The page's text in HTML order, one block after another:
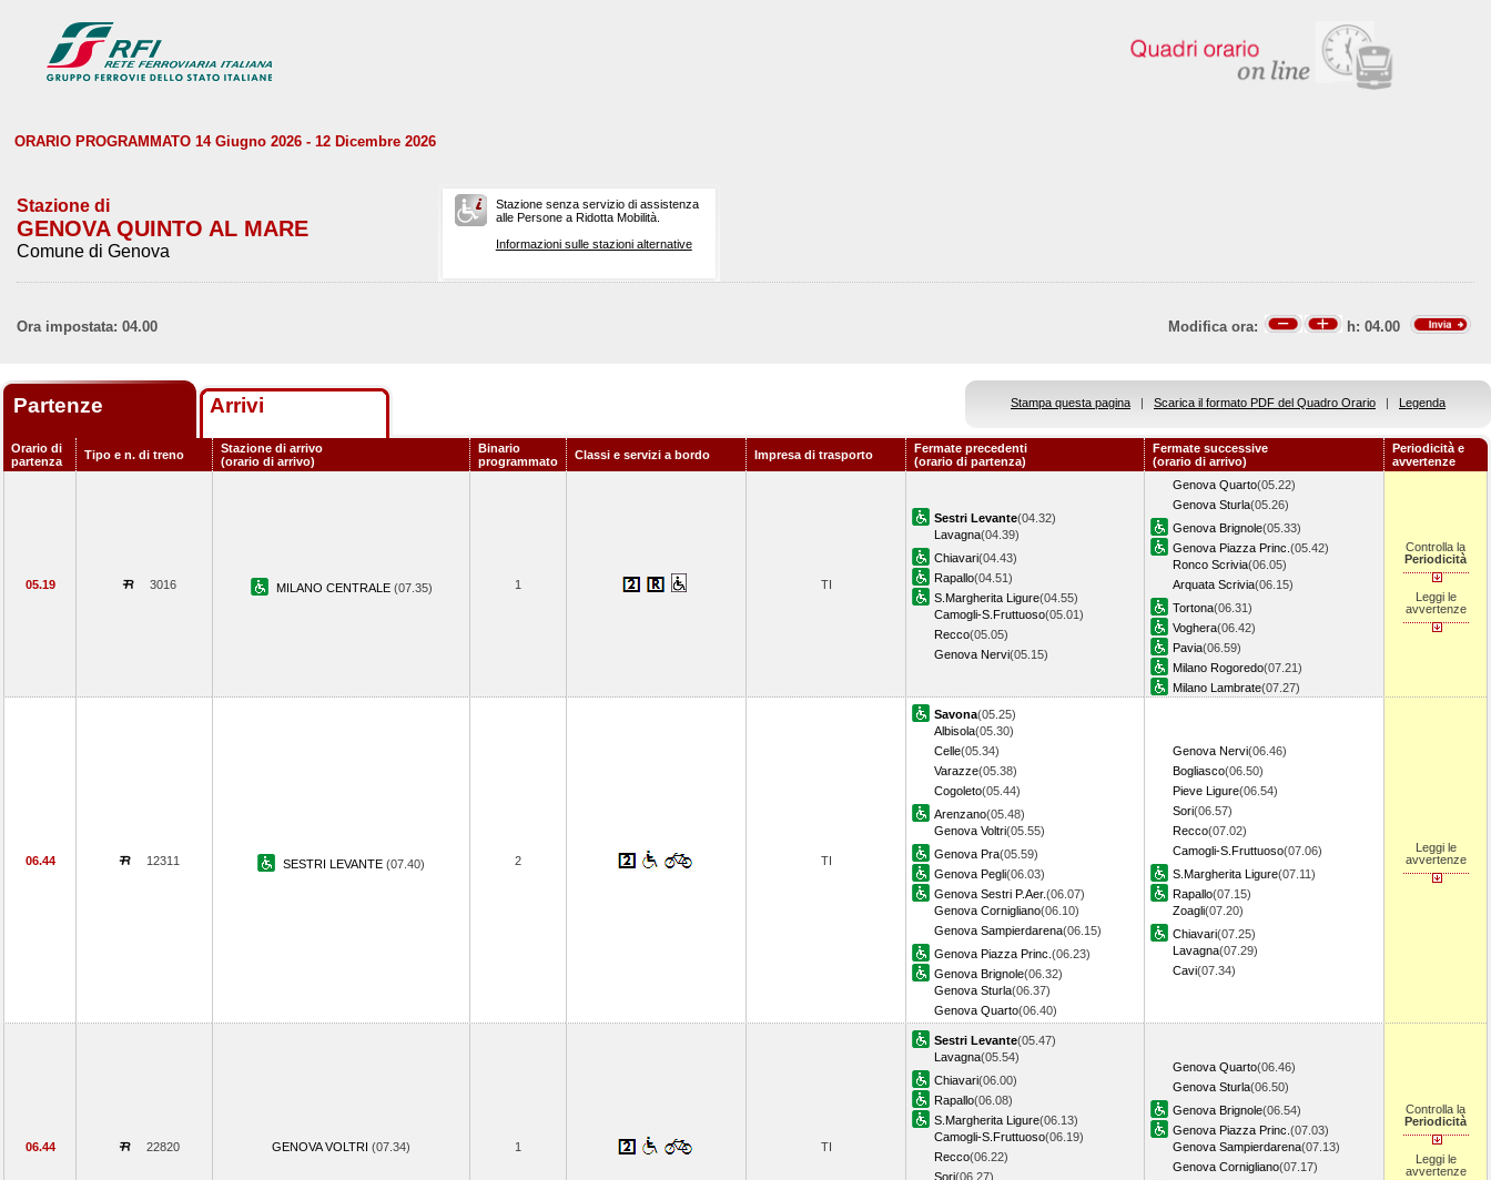
ORARIO PROGRAMMATO 14 Giugno 2026 - 12 Dicembre 2026
Stazione di
GENOVA QUINTO AL MARE
Comune di Genova
Stazione senza servizio di assistenza
alle Persone a Ridotta Mobilità.
Informazioni sulle stazioni alternative
Ora impostata: 04.00 Modifica ora: h: 04.00
Partenze Arrivi Stampa questa pagina | Scarica il formato PDF del Quadro Orario | Legenda
Orario di
partenza
Tipo e n. di treno
Stazione di arrivo
(orario di arrivo)
Binario
programmato
Classi e servizi a bordo Impresa di trasporto
Fermate precedenti
(orario di partenza)
Fermate successive
(orario di arrivo)
Periodicità e
avvertenze
05.19 3016 MILANO CENTRALE (07.35) 1 TI
Sestri Levante(04.32)
Lavagna(04.39)
Chiavari(04.43)
Rapallo(04.51)
S.Margherita Ligure(04.55)
Camogli-S.Fruttuoso(05.01)
Recco(05.05)
Genova Nervi(05.15)
Genova Quarto(05.22)
Genova Sturla(05.26)
Genova Brignole(05.33)
Genova Piazza Princ. (05.42)
Ronco Scrivia(06.05)
Arquata Scrivia(06.15)
Tortona(06.31)
Voghera(06.42)
Pavia(06.59)
Milano Rogoredo(07.21)
Milano Lambrate(07.27)
Controlla la
Periodicità
Leggi le
avvertenze
06.44 12311 SESTRI LEVANTE (07.40) 2 TI
Savona(05.25)
Albisola(05.30)
Celle(05.34)
Varazze(05.38)
Cogoleto(05.44)
Arenzano(05.48)
Genova Voltri(05.55)
Genova Pra(05.59)
Genova Pegli(06.03)
Genova Sestri P.Aer.(06.07)
Genova Cornigliano(06.10)
Genova Sampierdarena(06.15)
Genova Piazza Princ. (06.23)
Genova Brignole(06.32)
Genova Sturla(06.37)
Genova Quarto(06.40)
Genova Nervi(06.46)
Bogliasco(06.50)
Pieve Ligure(06.54)
Sori(06.57)
Recco(07.02)
Camogli-S.Fruttuoso(07.06)
S.Margherita Ligure(07.11)
Rapallo(07.15)
Zoagli(07.20)
Chiavari(07.25)
Lavagna(07.29)
Cavi(07.34)
Leggi le
avvertenze
06.44 22820 GENOVA VOLTRI (07.34) 1 TI
Sestri Levante(05.47)
Lavagna(05.54)
Chiavari(06.00)
Rapallo(06.08)
S.Margherita Ligure(06.13)
Camogli-S.Fruttuoso(06.19)
Recco(06.22)
Sori(06.27)
Genova Quarto(06.46)
Genova Sturla(06.50)
Genova Brignole(06.54)
Genova Piazza Princ. (07.03)
Genova Sampierdarena(07.13)
Genova Cornigliano(07.17)
Controlla la
Periodicità
Leggi le
avvertenze